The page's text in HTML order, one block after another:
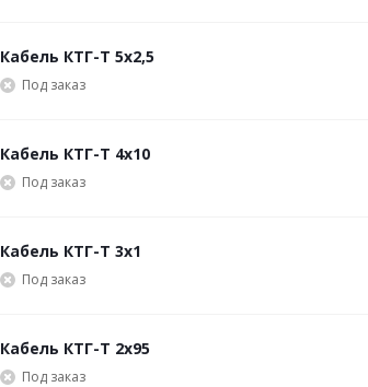
Кабель КТГ-Т 5х2,5
Под заказ
Кабель КТГ-Т 4х10
Под заказ
Кабель КТГ-Т 3х1
Под заказ
Кабель КТГ-Т 2х95
Под заказ